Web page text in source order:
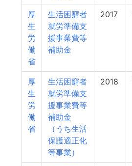
厚
生
労
働
省
生活困窮者
就労準備支
援事業費等
補助金
2017
厚
生
労
働
省
生活困窮者
就労準備支
援事業費等
補助金
（うち生活
保護適正化
等事業）
2018